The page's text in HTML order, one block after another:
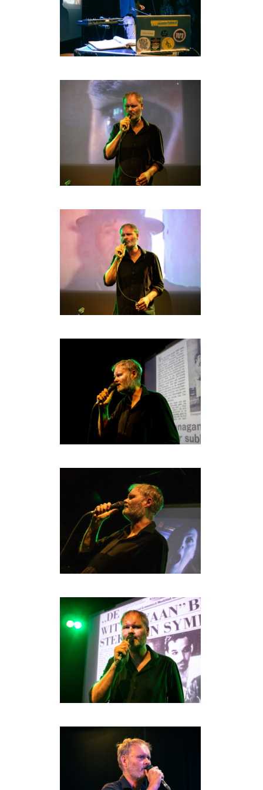
NEWSINFOWEBSHOP
MY TICKETS
BOB DE VRIES
RICHARD POSTMA
SASKIA LUDDEN
ANNA HIEP
MARTSEN HUT
ARSEN TSKHAY
ERYN BOSMA
ESTHER
ELINE KAMMINGA
KAREN SAAMAN
ARNOUD HEIKENS